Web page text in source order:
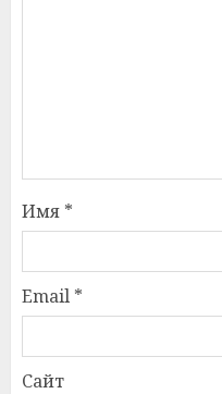
Имя *
Email *
Сайт